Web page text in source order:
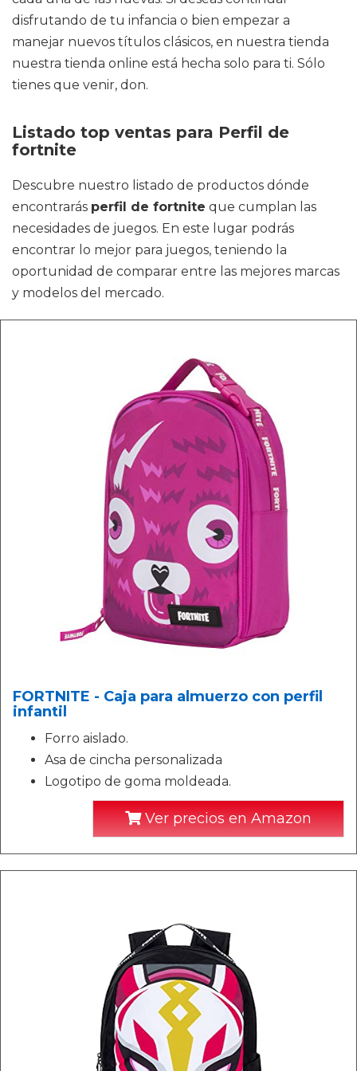
disfrutando de tu infancia o bien empezar a
manejar nuevos títulos clásicos, en nuestra tienda
nuestra tienda online está hecha solo para ti. Sólo
tienes que venir, don.
Listado top ventas para Perfil de
fortnite
Descubre nuestro listado de productos dónde
encontrarás perfil de fortnite que cumplan las
necesidades de juegos. En este lugar podrás
encontrar lo mejor para juegos, teniendo la
oportunidad de comparar entre las mejores marcas
y modelos del mercado.
FORTNITE - Caja para almuerzo con perfil
infantil
Forro aislado.
Asa de cincha personalizada
Logotipo de goma moldeada.
Ver precios en Amazon